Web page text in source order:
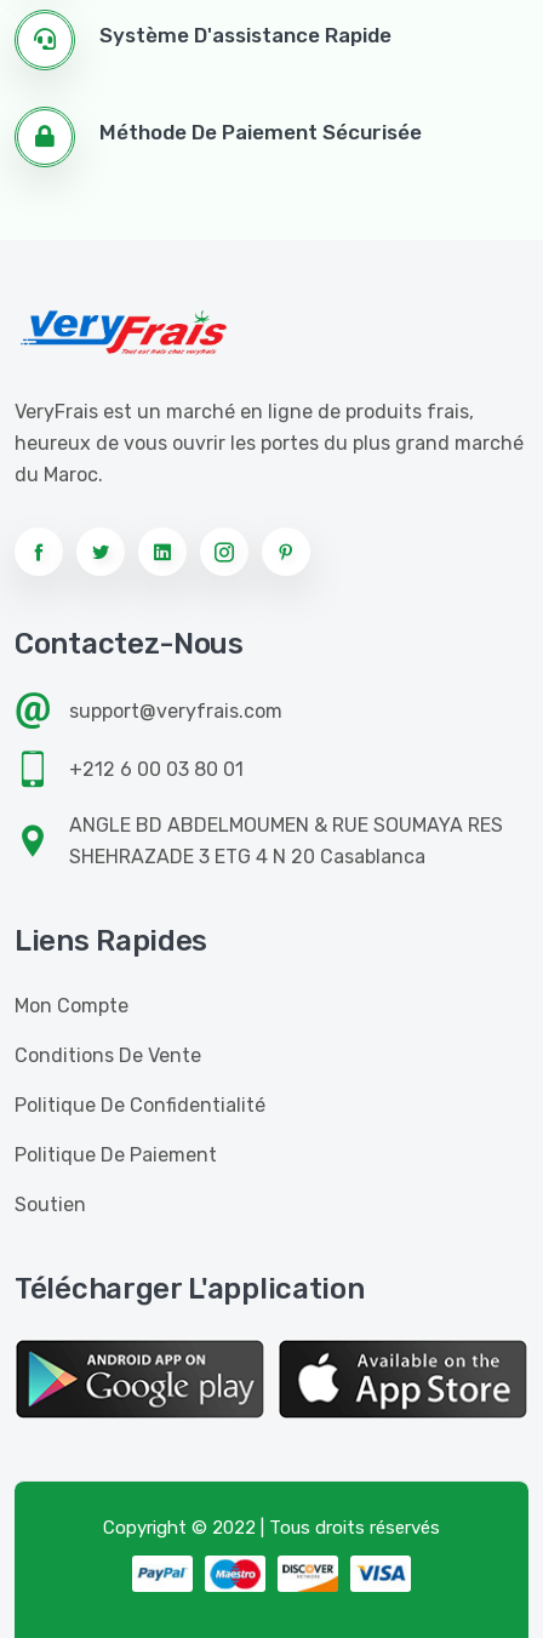
Système D'assistance Rapide
Méthode De Paiement Sécurisée
VeryFrais est un marché en ligne de produits frais,
heureux de vous ouvrir les portes du plus grand marché
du Maroc.
Contactez-Nous
support@veryfrais.com
+212 6 00 03 80 01
ANGLE BD ABDELMOUMEN & RUE SOUMAYA RES
SHEHRAZADE 3 ETG 4 N 20 Casablanca
Liens Rapides
Mon Compte
Conditions De Vente
Politique De Confidentialité
Politique De Paiement
Soutien
Télécharger L'application
Copyright © 2022 | Tous droits réservés